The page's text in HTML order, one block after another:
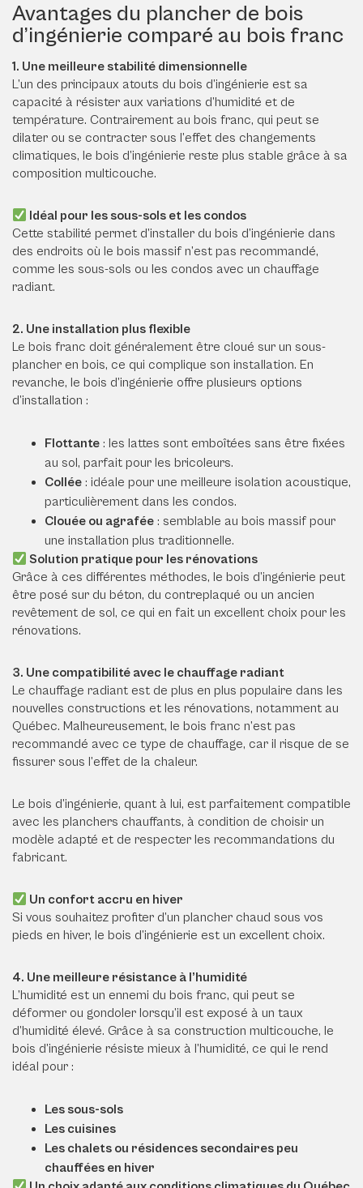
Avantages du plancher de bois
d’ingénierie comparé au bois franc
1. Une meilleure stabilité dimensionnelle
L’un des principaux atouts du bois d’ingénierie est sa
capacité à résister aux variations d’humidité et de
température. Contrairement au bois franc, qui peut se
dilater ou se contracter sous l’effet des changements
climatiques, le bois d’ingénierie reste plus stable grâce à sa
composition multicouche.
Idéal pour les sous-sols et les condos
Cette stabilité permet d’installer du bois d’ingénierie dans
des endroits où le bois massif n’est pas recommandé,
comme les sous-sols ou les condos avec un chauffage
radiant.
2. Une installation plus flexible
Le bois franc doit généralement être cloué sur un sous-
plancher en bois, ce qui complique son installation. En
revanche, le bois d’ingénierie offre plusieurs options
d’installation :
Flottante : les lattes sont emboîtées sans être fixées
au sol, parfait pour les bricoleurs.
Collée : idéale pour une meilleure isolation acoustique,
particulièrement dans les condos.
Clouée ou agrafée : semblable au bois massif pour
une installation plus traditionnelle.
Solution pratique pour les rénovations
Grâce à ces différentes méthodes, le bois d’ingénierie peut
être posé sur du béton, du contreplaqué ou un ancien
revêtement de sol, ce qui en fait un excellent choix pour les
rénovations.
3. Une compatibilité avec le chauffage radiant
Le chauffage radiant est de plus en plus populaire dans les
nouvelles constructions et les rénovations, notamment au
Québec. Malheureusement, le bois franc n’est pas
recommandé avec ce type de chauffage, car il risque de se
fissurer sous l’effet de la chaleur.
Le bois d’ingénierie, quant à lui, est parfaitement compatible
avec les planchers chauffants, à condition de choisir un
modèle adapté et de respecter les recommandations du
fabricant.
Un confort accru en hiver
Si vous souhaitez profiter d’un plancher chaud sous vos
pieds en hiver, le bois d’ingénierie est un excellent choix.
4. Une meilleure résistance à l’humidité
L’humidité est un ennemi du bois franc, qui peut se
déformer ou gondoler lorsqu’il est exposé à un taux
d’humidité élevé. Grâce à sa construction multicouche, le
bois d’ingénierie résiste mieux à l’humidité, ce qui le rend
idéal pour :
Les sous-sols
Les cuisines
Les chalets ou résidences secondaires peu
chauffées en hiver